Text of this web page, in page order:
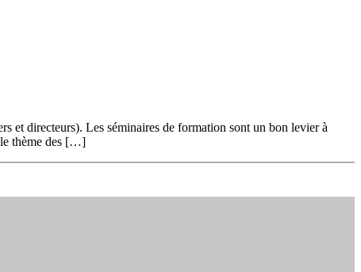
et directeurs). Les séminaires de formation sont un bon levier à
le thème des […]